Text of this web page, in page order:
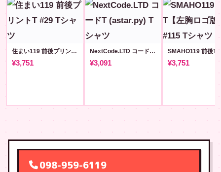
住まい119 前後プリントT #29
¥3,751
NextCode.LTD コードT (astar.py)
¥3,091 ¥3,751
098-959-6119